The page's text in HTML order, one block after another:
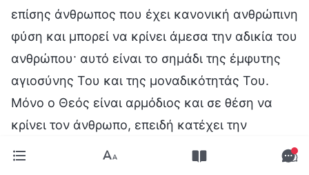
επίσης άνθρωπος που έχει κανονική ανθρώπινη
φύση και μπορεί να κρίνει άμεσα την αδικία του
ανθρώπου· αυτό είναι το σημάδι της έμφυτης
αγιοσύνης Του και της μοναδικότητάς Του.
Μόνο ο Θεός είναι αρμόδιος και σε θέση να
κρίνει τον άνθρωπο, επειδή κατέχει την
αλήθεια και τη δικαιοσύνη, κι έτσι, είναι ικανός